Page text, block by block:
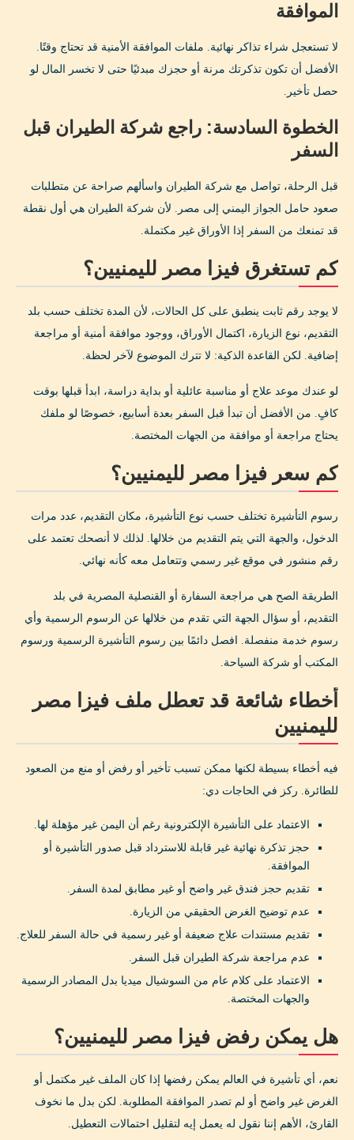
الموافقة
لا تستعجل شراء تذاكر نهائية. ملفات الموافقة الأمنية قد تحتاج وقتًا.
الأفضل أن تكون تذكرتك مرنة أو حجزك مبدئيًا حتى لا تخسر المال لو
حصل تأخير.
الخطوة السادسة: راجع شركة الطيران قبل
السفر
قبل الرحلة، تواصل مع شركة الطيران واسألهم صراحة عن متطلبات
صعود حامل الجواز اليمني إلى مصر. لأن شركة الطيران هي أول نقطة
قد تمنعك من السفر إذا الأوراق غير مكتملة.
كم تستغرق فيزا مصر لليمنيين؟
لا يوجد رقم ثابت ينطبق على كل الحالات، لأن المدة تختلف حسب بلد
التقديم، نوع الزيارة، اكتمال الأوراق، ووجود موافقة أمنية أو مراجعة
إضافية. لكن القاعدة الذكية: لا تترك الموضوع لآخر لحظة.
لو عندك موعد علاج أو مناسبة عائلية أو بداية دراسة، ابدأ قبلها بوقت
كافٍ. من الأفضل أن تبدأ قبل السفر بعدة أسابيع، خصوصًا لو ملفك
يحتاج مراجعة أو موافقة من الجهات المختصة.
كم سعر فيزا مصر لليمنيين؟
رسوم التأشيرة تختلف حسب نوع التأشيرة، مكان التقديم، عدد مرات
الدخول، والجهة التي يتم التقديم من خلالها. لذلك لا أنصحك تعتمد على
رقم منشور في موقع غير رسمي وتتعامل معه كأنه نهائي.
الطريقة الصح هي مراجعة السفارة أو القنصلية المصرية في بلد
التقديم، أو سؤال الجهة التي تقدم من خلالها عن الرسوم الرسمية وأي
رسوم خدمة منفصلة. افصل دائمًا بين رسوم التأشيرة الرسمية ورسوم
المكتب أو شركة السياحة.
أخطاء شائعة قد تعطل ملف فيزا مصر
لليمنيين
فيه أخطاء بسيطة لكنها ممكن تسبب تأخير أو رفض أو منع من الصعود
للطائرة. ركز في الحاجات دي:
الاعتماد على التأشيرة الإلكترونية رغم أن اليمن غير مؤهلة لها.
حجز تذكرة نهائية غير قابلة للاسترداد قبل صدور التأشيرة أو
الموافقة.
تقديم حجز فندق غير واضح أو غير مطابق لمدة السفر.
عدم توضيح الغرض الحقيقي من الزيارة.
تقديم مستندات علاج ضعيفة أو غير رسمية في حالة السفر للعلاج.
عدم مراجعة شركة الطيران قبل السفر.
الاعتماد على كلام عام من السوشيال ميديا بدل المصادر الرسمية
والجهات المختصة.
هل يمكن رفض فيزا مصر لليمنيين؟
نعم، أي تأشيرة في العالم يمكن رفضها إذا كان الملف غير مكتمل أو
الغرض غير واضح أو لم تصدر الموافقة المطلوبة. لكن بدل ما نخوف
القارئ، الأهم إننا نقول له يعمل إيه لتقليل احتمالات التعطيل.